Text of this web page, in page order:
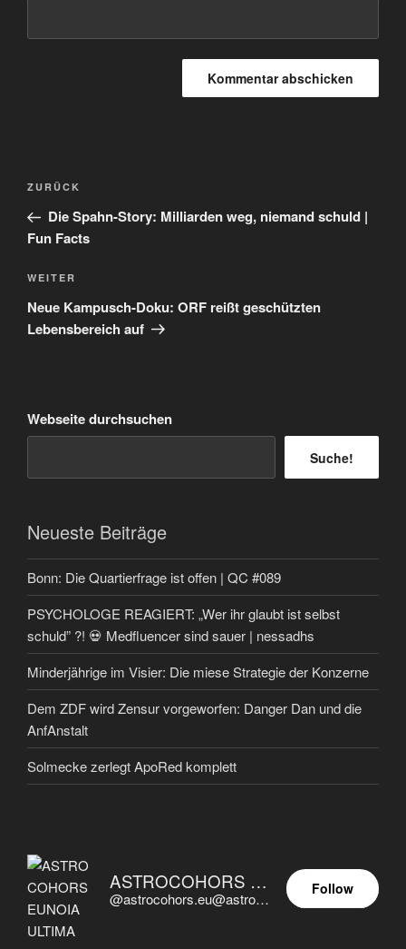
Beitragsnavigation
Vorheriger
Beitrag
ZURÜCK
Die Spahn-Story: Milliarden weg, niemand schuld |
Fun Facts
Nächster
Beitrag
WEITER
Neue Kampusch-Doku: ORF reißt geschützten
Lebensbereich auf
Webseite durchsuchen
Suche!
Neueste Beiträge
Bonn: Die Quartierfrage ist offen | QC #089
PSYCHOLOGE REAGIERT: „Wer ihr glaubt ist selbst
schuld” ?! 💀 Medfluencer sind sauer | nessadhs
Minderjährige im Visier: Die miese Strategie der Konzerne
Dem ZDF wird Zensur vorgeworfen: Danger Dan und die
AnfAnstalt
Solmecke zerlegt ApoRed komplett
ASTROCOHORS EUNOIA ULTIMA
@astrocohors.eu@astrocohors.eu
Follow